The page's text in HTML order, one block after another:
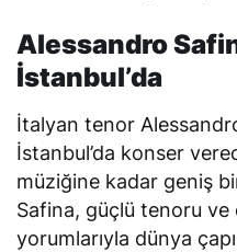
Alessandro
İstanbul’da
İtalyan tenor
İstanbul’da konser
müziğine kadar geniş
Safina, güçlü tenoru ve
yorumlarıyla dünya